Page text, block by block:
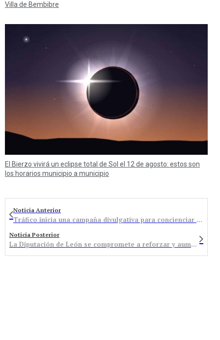
Villa de Bembibre
El Bierzo vivirá un eclipse total de Sol el 12 de agosto: estos son
los horarios municipio a municipio
Noticia Anterior
Tráfico inicia una campaña divulgativa para concienciar sobre el uso de medios alternativos al coche
Noticia Posterior
La Diputación de León se compromete a reforzar y aumentar las Ayudas de Urgencia Social en el presupuesto para 2016